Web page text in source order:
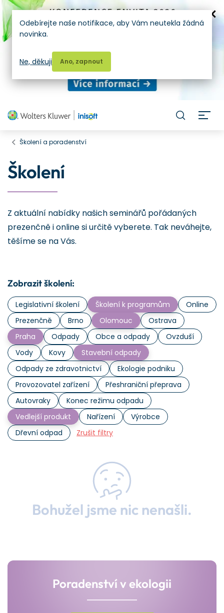
Školení a poradenství
Školení
Z aktuální nabídky našich seminářů pořádaných
prezenčně i online si určitě vyberete. Tak neváhejte,
těšíme se na Vás.
Zobrazit školení:
Legislativní školení Školení k programům
Online
Prezenčně
Brno Olomouc
Ostrava
Praha
Odpady Obce a odpady
Ovzduší
Vody
Kovy
Stavební odpady
Odpady ze zdravotnictví
Ekologie podniku
Provozovatel zařízení
Přeshraniční přeprava
Autovraky
Konec režimu odpadu
Vedlejší produkt
Nařízení
Výrobce
Dřevní odpad
Zrušit filtry
Bohužel jsme nic nenašli.
Poradenství v ekologii
Odebírejte naše notifikace, aby Vám neutekla žádná
novinka.
Ano, zapnout
Ne, děkuji